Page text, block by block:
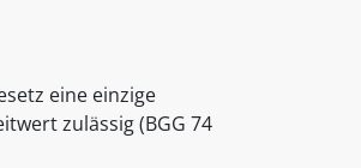
eine einzige
zulässig (BGG 74